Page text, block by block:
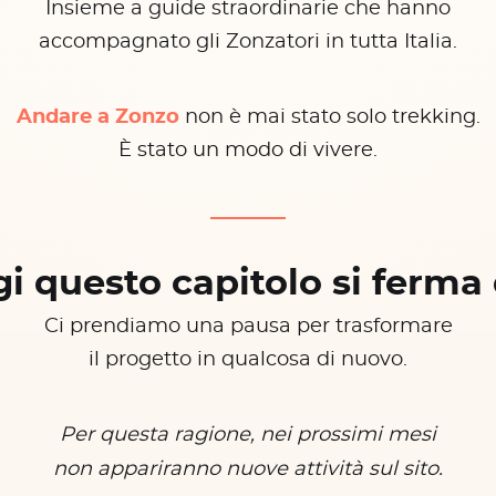
Insieme a guide straordinarie che hanno
accompagnato gli Zonzatori in tutta Italia.
Andare a Zonzonon è mai stato solo trekking.
È stato un modo di vivere.
questo capitolo si ferma
Ci prendiamo una pausa per trasformare
il progetto in qualcosa di nuovo.
Per questa ragione, nei prossimi mesi
non appariranno nuove attività sul sito.